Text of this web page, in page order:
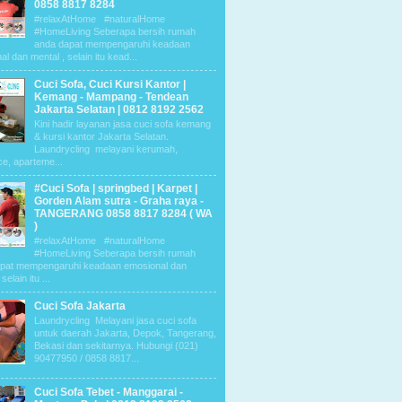
0858 8817 8284
#relaxAtHome #naturalHome
#HomeLiving Seberapa bersih rumah
anda dapat mempengaruhi keadaan
dan mental , selain itu kead...
Cuci Sofa, Cuci Kursi Kantor |
Kemang - Mampang - Tendean
Jakarta Selatan | 0812 8192 2562
Kini hadir layanan jasa cuci sofa kemang
& kursi kantor Jakarta Selatan.
Laundrycling melayani kerumah,
aparteme...
#Cuci Sofa | springbed | Karpet |
Gorden Alam sutra - Graha raya -
TANGERANG 0858 8817 8284 ( WA
)
#relaxAtHome #naturalHome
#HomeLiving Seberapa bersih rumah
mempengaruhi keadaan emosional dan
itu ...
Cuci Sofa Jakarta
Laundrycling Melayani jasa cuci sofa
untuk daerah Jakarta, Depok, Tangerang,
Bekasi dan sekitarnya. Hubungi (021)
90477950 / 0858 8817...
Cuci Sofa Tebet - Manggarai -